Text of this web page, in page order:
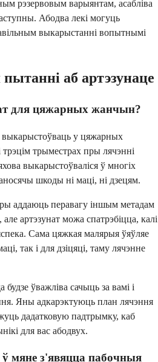
рэзервовым варыянтам, асабліва
Абодва лекі могуць
выкарыстанні вопытнымі
аб артэзунаце
для цяжарных жанчын?
у цяжарных
трэцім трыместрах пры лячэнні
выкарыстоўваліся ў многіх
шкоды ні маці, ні дзецям.
аддаюць перавагу іншым метадам
артэзунат можа спатрэбіцца, калі
Сама цяжкая малярыя ўяўляе
так і для дзіцяці, таму лячэнне
ўважліва сачыць за вамі і
Яны адкарэктуюць план лячэння
дадатковую падтрымку, каб
для вас абодвух.
мяне з'явяцца пабочныя